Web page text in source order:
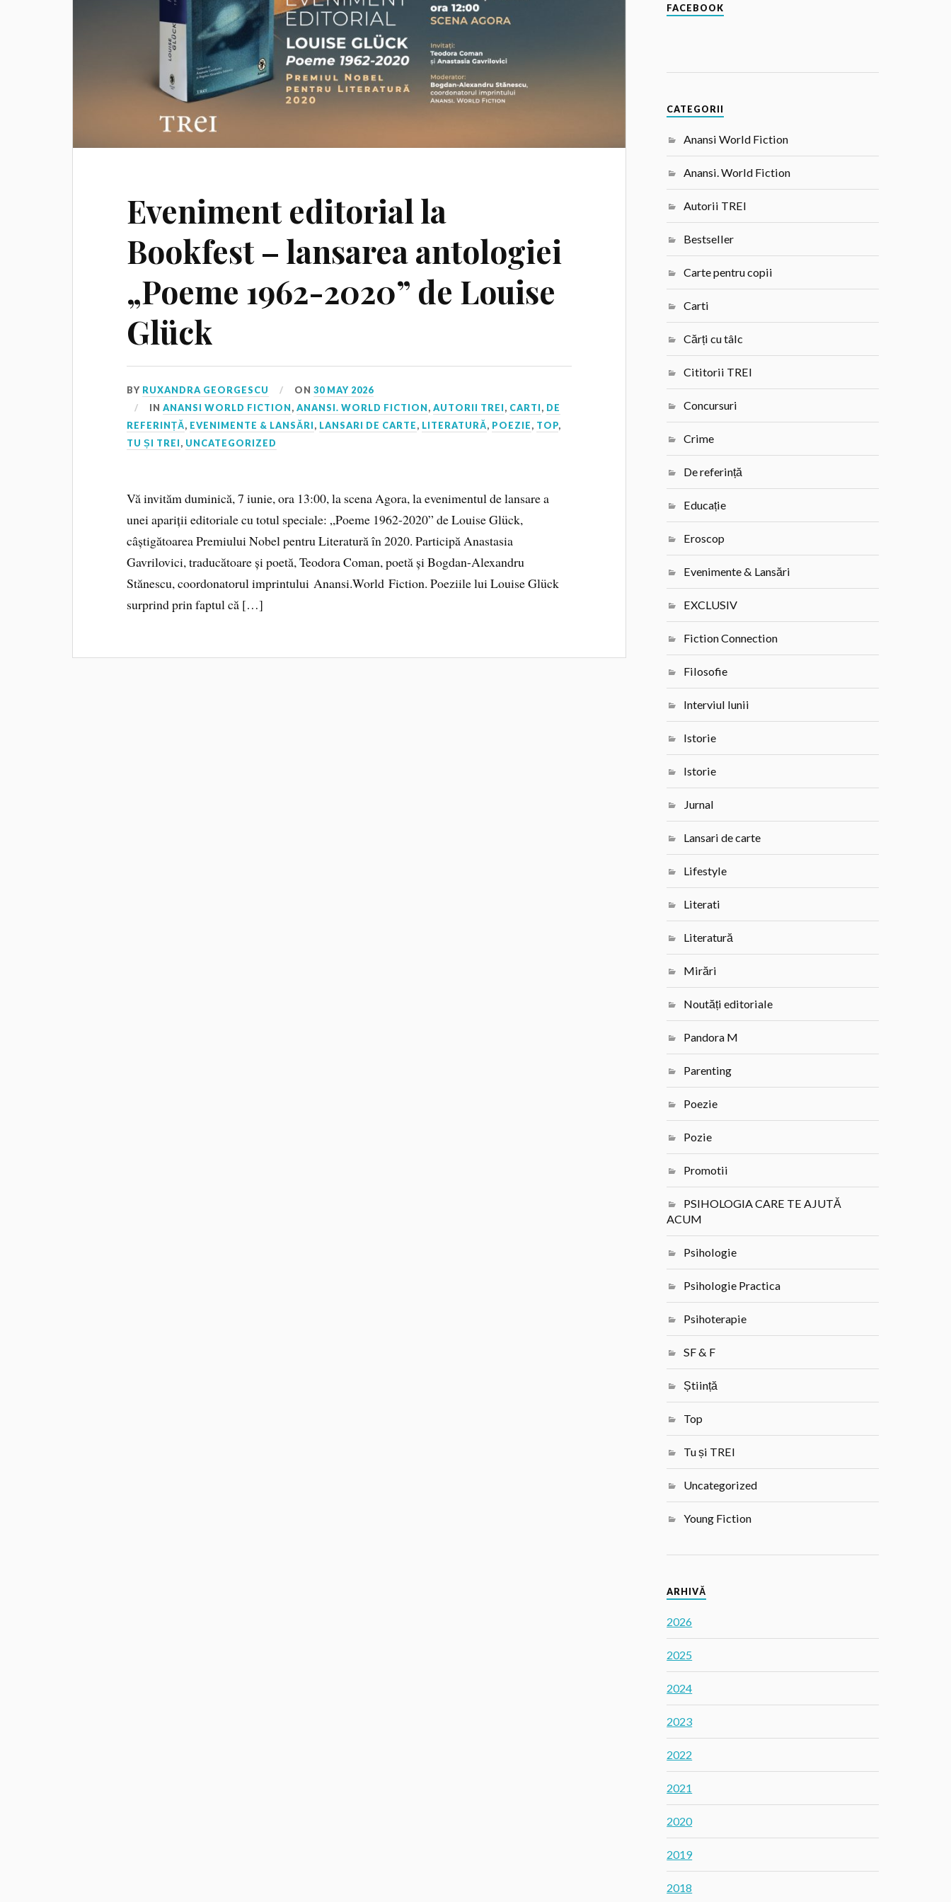
Eveniment editorial la
Bookfest – lansarea antologiei
„Poeme 1962-2020” de Louise
Glück
BY RUXANDRA GEORGESCU ON30 MAY 2026
INANANSI WORLD FICTION,ANANSI. WORLD FICTION,AUTORII TREI, CARTI, DE
REFERINȚĂ, EVENIMENTE & LANSĂRI, LANSARI DE CARTE, LITERATURĂ, POEZIE, TOP,
TU ȘI TREI, UNCATEGORIZED
Vă invităm duminică, 7 iunie, ora 13:00, la scena Agora, la evenimentul de lansare a
unei apariții editoriale cu totul speciale: „Poeme 1962-2020” de Louise Glück,
câștigătoarea Premiului Nobel pentru Literatură în 2020. Participă Anastasia
Gavrilovici, traducătoare și poetă, Teodora Coman, poetă și Bogdan-Alexandru
Stănescu, coordonatorul imprintului Anansi.World Fiction. Poeziile lui Louise Glück
surprind prin faptul că […]
FACEBOOK
CATEGORII
Anansi World Fiction
Anansi. World Fiction
Autorii TREI
Bestseller
Carte pentru copii
Carti
Cărți cu tâlc
Cititorii TREI
Concursuri
Crime
De referință
Educație
Eroscop
Evenimente & Lansări
EXCLUSIV
Fiction Connection
Filosofie
Interviul lunii
Istorie
Istorie
Jurnal
Lansari de carte
Lifestyle
Literati
Literatură
Mirări
Noutăți editoriale
Pandora M
Parenting
Poezie
Pozie
Promotii
PSIHOLOGIA CARE TE AJUTĂ
ACUM
Psihologie
Psihologie Practica
Psihoterapie
SF & F
Știință
Top
Tu și TREI
Uncategorized
Young Fiction
ARHIVĂ
2026
2025
2024
2023
2022
2021
2020
2019
2018